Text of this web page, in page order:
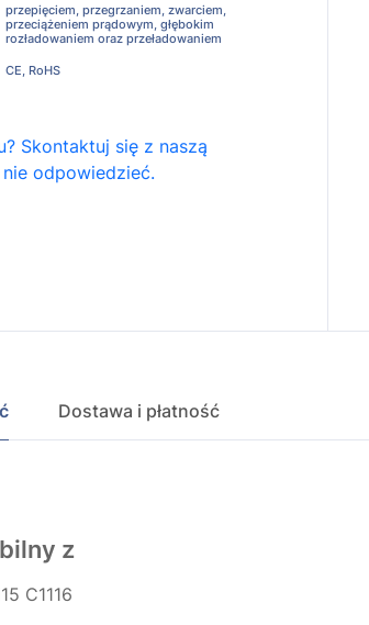
przepięciem, przegrzaniem, zwarciem,
przeciążeniem prądowym, głębokim
rozładowaniem oraz przeładowaniem
CE, RoHS
Skontaktuj się z naszą
odpowiedzieć.
Dostawa i płatność
z
C1116